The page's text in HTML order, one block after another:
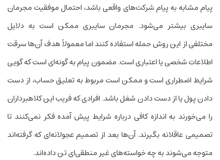
پیام مشابه به پیام شرکت‌های واقعی باشد، احتمال موفقیت مجرمان
سایبری بیشتر می‌شود. مجرمان سایبری ممکن است به دلایل
مختلفی از این روش حمله استفاده کنند اما معمولاً هدف آن‌ها سرقت
اطلاعات شخصی یا اعتباری است. مضمون پیام به گونه‌ای است که گویی
شرایط اضطراری است و ممکن است مربوط به تعلیق حساب، از دست
دادن پول یا از دست دادن شغل باشد. افرادی که فریب این کلاهبرداران
را می‌خورند به اندازه کافی درباره شرایط پیش آمده فکر نمی‌کنند تا
تصمیمی عاقلانه بگیرند. آن‌ها بعد از تصمیم عجولانه‌ای که گرفته‌اند
متوجه می‌شوند به چه خواسته‌های غیر منطقی‌ای تن داده‌اند.